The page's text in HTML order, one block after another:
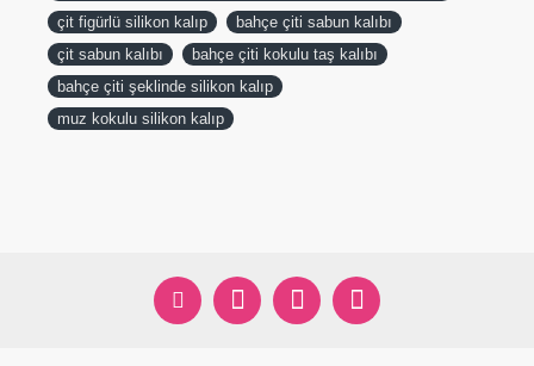
çit figürlü silikon kalıp
bahçe çiti sabun kalıbı
çit sabun kalıbı
bahçe çiti kokulu taş kalıbı
bahçe çiti şeklinde silikon kalıp
muz kokulu silikon kalıp